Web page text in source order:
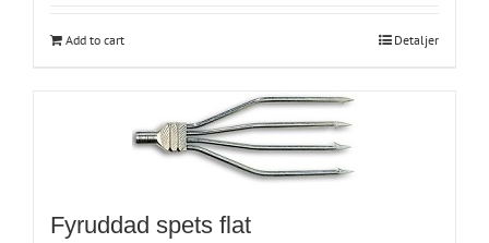
Add to cart Detaljer
Fyruddad spets flat